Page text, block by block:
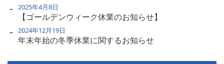
【ゴールデンウィーク休業のお知らせ】
2025年4月8日
年末年始の冬季休業に関するお知らせ
2024年12月19日